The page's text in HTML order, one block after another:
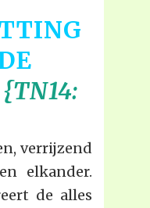
{TN14:
verrijzend
elkander.
de alles